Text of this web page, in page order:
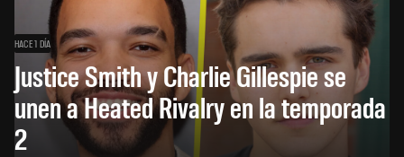
HACE 1 DÍA
Justice Smith y Charlie Gillespie se
unen a Heated Rivalry en la temporada
2